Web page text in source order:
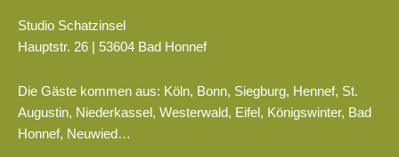
Studio Schatzinsel
Hauptstr. 26 | 53604 Bad Honnef
Die Gäste kommen aus: Köln, Bonn, Siegburg, Hennef, St.
Augustin, Niederkassel, Westerwald, Eifel, Königswinter, Bad
Honnef, Neuwied…